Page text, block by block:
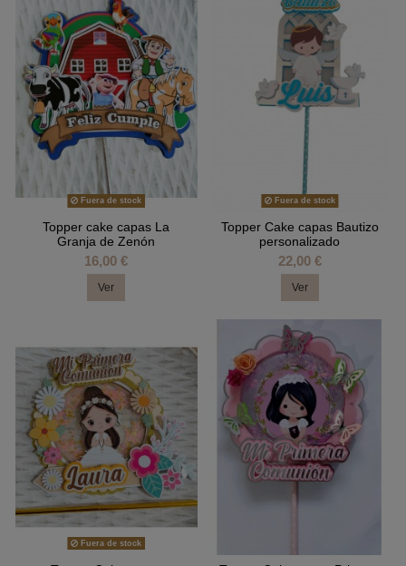
Fuera de stock
Topper cake capas La
Granja de Zenón
16,00 €
Ver
Fuera de stock
Topper Cake capas Bautizo
personalizado
22,00 €
Ver
Fuera de stock